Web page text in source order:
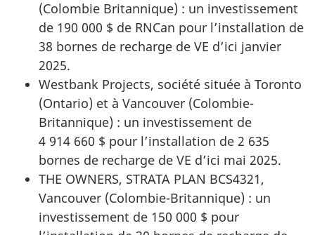
(Colombie Britannique) : un investissement
de 190 000 $ de RNCan pour l’installation de
38 bornes de recharge de VE d’ici janvier
2025.
Westbank Projects, société située à Toronto
(Ontario) et à Vancouver (Colombie-
Britannique) : un investissement de
4 914 660 $ pour l’installation de 2 635
bornes de recharge de VE d’ici mai 2025.
THE OWNERS, STRATA PLAN BCS4321,
Vancouver (Colombie-Britannique) : un
investissement de 150 000 $ pour